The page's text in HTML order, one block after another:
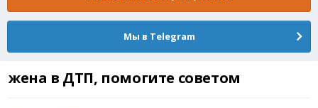
Мы в Telegram
жена в ДТП, помогите советом